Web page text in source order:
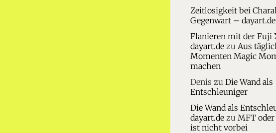
Zeitlosigkeit bei
Gegenwart – dayart.de
Flanieren mit der Fuji
dayart.dezu Aus
Momenten Magic
machen
Denis zu Die Wand als
Entschleuniger
Die Wand als
dayart.dezu MFT
ist nicht vorbei